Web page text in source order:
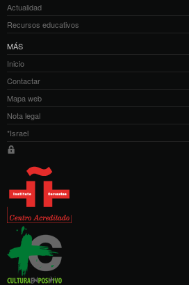
Actualidad
Recursos educativos
MÁS
Inicio
Contactar
Mapa web
Nota legal
*Israel